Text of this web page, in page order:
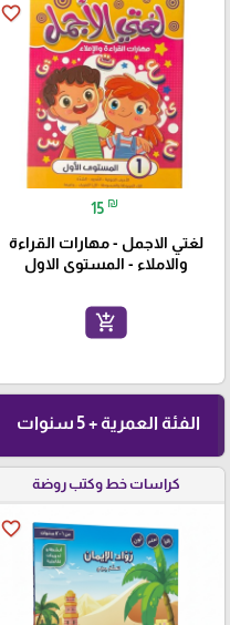
favorite_border
15 ₪
لغتي الاجمل - مهارات القراءة
والاملاء - المستوى الاول
add_shopping_cart
الفئة العمرية + 5 سنوات
كراسات خط وكتب روضة
favorite_border